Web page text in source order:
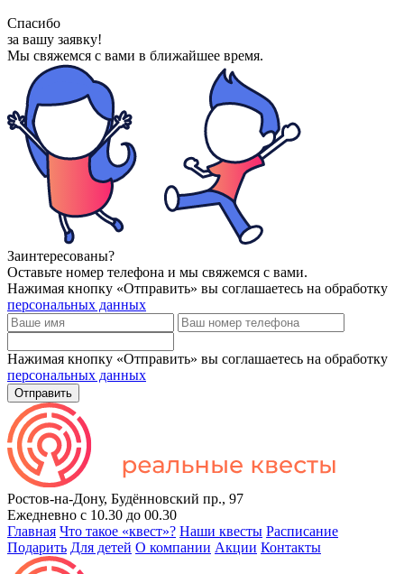
Спасибо
за вашу заявку!
Мы свяжемся с вами в ближайшее время.
Заинтересованы?
Оставьте номер телефона и мы свяжемся с вами.
Нажимая кнопку «Отправить» вы соглашаетесь на обработку
персональных данных
Нажимая кнопку «Отправить» вы соглашаетесь на обработку
персональных данных
Отправить
Ростов-на-Дону, Будённовский пр., 97
Ежедневно с 10.30 до 00.30
Главная Что такое «квест»? Наши квесты Расписание
Подарить Для детей О компании Акции Контакты